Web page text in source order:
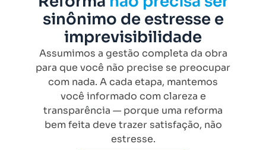
sinônimo de estresse e
imprevisibilidade
Assumimos a gestão completa da obra
para que você não precise se preocupar
com nada. A cada etapa, mantemos
você informado com clareza e
transparência — porque uma reforma
bem feita deve trazer satisfação, não
estresse.